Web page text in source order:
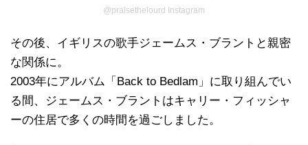
@praisethelourd Instagram
その後、イギリスの歌手ジェームス・ブラントと親密
な関係に。
2003年にアルバム「Back to Bedlam」に取り組んでい
る間、ジェームス・ブラントはキャリー・フィッシャ
ーの住居で多くの時間を過ごしました。